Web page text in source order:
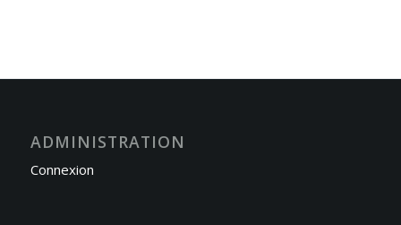
ADMINISTRATION
Connexion